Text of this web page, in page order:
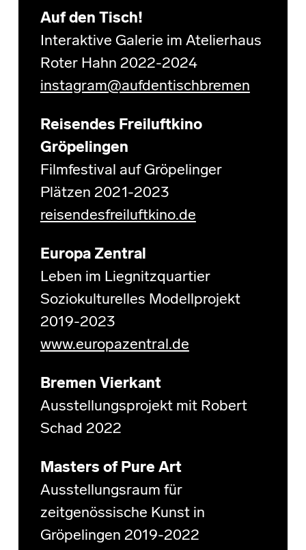
Auf den Tisch!
Interaktive Galerie im Atelierhaus
Roter Hahn 2022-2024
instagram@aufdentischbremen
Reisendes Freiluftkino
Gröpelingen
Filmfestival auf Gröpelinger
Plätzen 2021-2023
reisendesfreiluftkino.de
Europa Zentral
Leben im Liegnitzquartier
Soziokulturelles Modellprojekt
2019-2023
www.europazentral.de
Bremen Vierkant
Ausstellungsprojekt mit Robert
Schad 2022
Masters of Pure Art
Ausstellungsraum für
zeitgenössische Kunst in
Gröpelingen 2019-2022